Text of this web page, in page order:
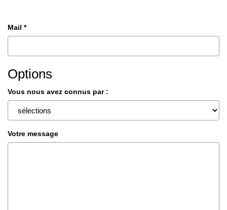
Mail *
Options
Vous nous avez connus par :
Votre message